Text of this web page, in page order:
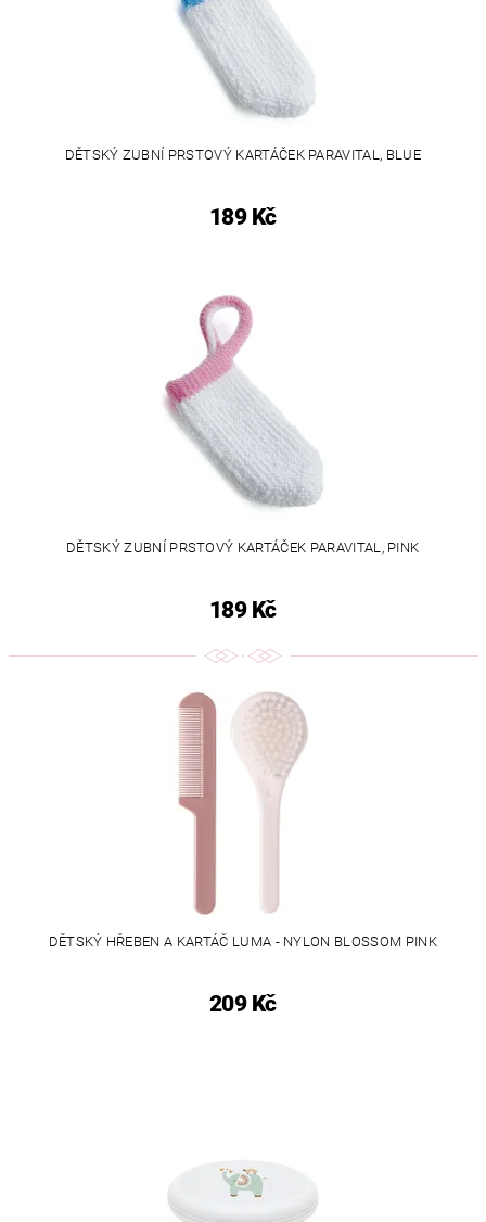
DĚTSKÝ ZUBNÍ PRSTOVÝ KARTÁČEK PARAVITAL, BLUE
189 Kč
DĚTSKÝ ZUBNÍ PRSTOVÝ KARTÁČEK PARAVITAL, PINK
189 Kč
DĚTSKÝ HŘEBEN A KARTÁČ LUMA - NYLON BLOSSOM PINK
209 Kč